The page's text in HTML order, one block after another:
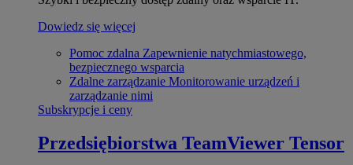
Dowiedz się więcej
Pomoc zdalna Zapewnienie natychmiastowego,
bezpiecznego wsparcia
Zdalne zarządzanie Monitorowanie urządzeń i
zarządzanie nimi
Subskrypcje i ceny
Przedsiębiorstwa TeamViewer Tensor